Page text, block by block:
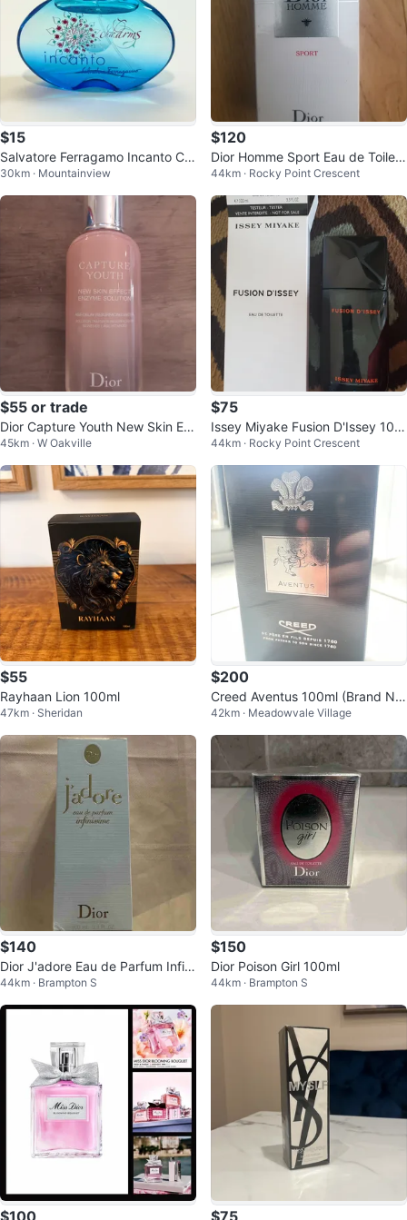
$15
Salvatore Ferragamo Incanto Ch
arms Eau de Toilette 50ml
30km · Mountainview
$120
Dior Homme Sport Eau de Toilett
e 75ml
44km · Rocky Point Crescent
$55 or trade
Dior Capture Youth New Skin Eff
ect Enzyme Solution
45km · W Oakville
$75
Issey Miyake Fusion D'Issey 100
ml
44km · Rocky Point Crescent
$55
Rayhaan Lion 100ml
47km · Sheridan
$200
Creed Aventus 100ml (Brand Ne
w and Sealed)
42km · Meadowvale Village
$140
Dior J'adore Eau de Parfum Infini
ssime 100ml
44km · Brampton S
$150
Dior Poison Girl 100ml
44km · Brampton S